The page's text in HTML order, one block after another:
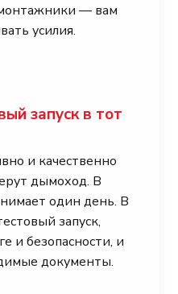
— вам
усилия.
запуск в тот
и качественно
дымоход. В
один день. В
запуск,
и безопасности, и
документы.